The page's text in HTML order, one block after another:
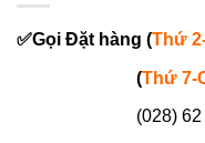
✅Gọi Đặt hàng (Thứ
(Thứ 7-
(028) 62